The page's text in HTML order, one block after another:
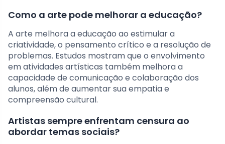
Como a arte pode melhorar a educação?
A arte melhora a educação ao estimular a
criatividade, o pensamento crítico e a resolução de
problemas. Estudos mostram que o envolvimento
em atividades artísticas também melhora a
capacidade de comunicação e colaboração dos
alunos, além de aumentar sua empatia e
compreensão cultural.
Artistas sempre enfrentam censura ao
abordar temas sociais?